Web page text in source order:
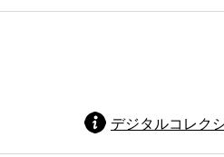
デジタルコレク